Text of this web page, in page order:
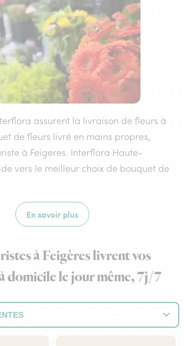
assurent la livraison de fleurs à
de fleurs livré en mains propres,
à Feigeres. Interflora Haute-
vers le meilleur choix de bouquet de
En savoir plus
à Feigères livrent vos
domicile le jour même, 7j/7